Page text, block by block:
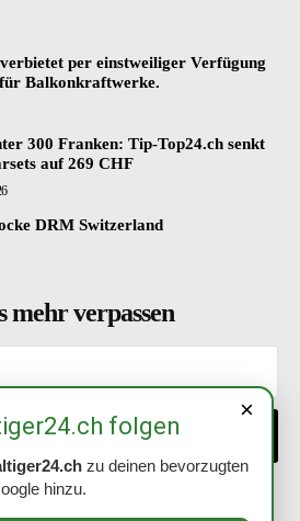
per einstweiliger Verfügung
Balkonkraftwerke.
300 Franken: Tip-Top24.ch senkt
auf 269 CHF
DRM Switzerland
mehr verpassen
EINTRAGEN
und akzeptiert. Abmeldung ist
×
folgen
zu deinen bevorzugten
hinzu.